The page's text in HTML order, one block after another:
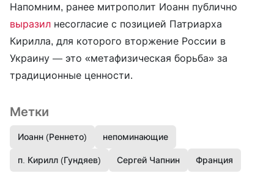
Напомним, ранее митрополит Иоанн публично
выразил несогласие с позицией Патриарха
Кирилла, для которого вторжение России в
Украину — это «метафизическая борьба» за
традиционные ценности.
Метки
Иоанн (Реннето) непоминающие
п. Кирилл (Гундяев) Сергей Чапнин Франция